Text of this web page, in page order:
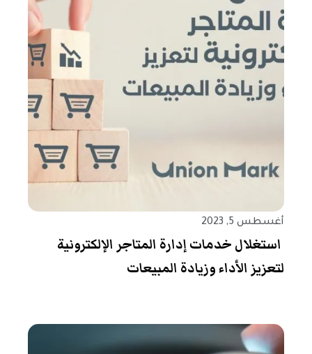
أغسطس 5, 2023
استغلال خدمات إدارة المتاجر الإلكترونية
لتعزيز الأداء وزيادة المبيعات